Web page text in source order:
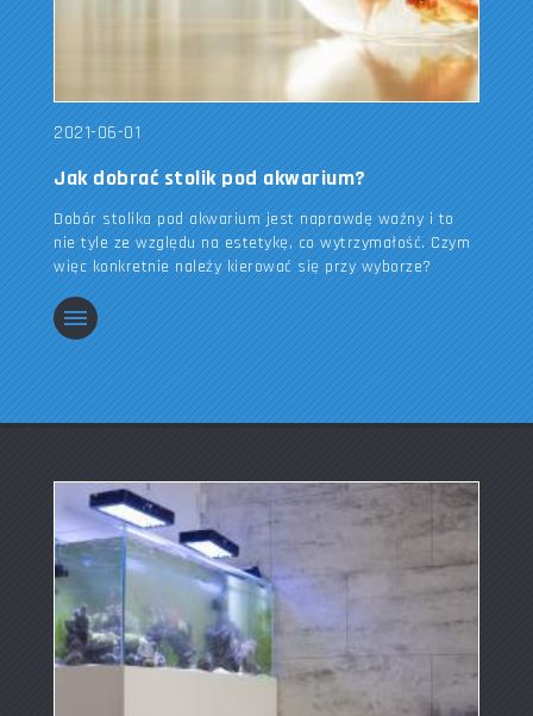
2021-06-01
Jak dobrać stolik pod akwarium?
Dobór stolika pod akwarium jest naprawdę ważny i to
nie tyle ze względu na estetykę, co wytrzymałość. Czym
więc konkretnie należy kierować się przy wyborze?